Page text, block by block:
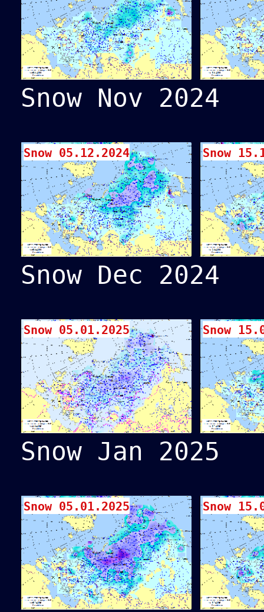
Snow Nov 2024
Snow 05.12.2024 Snow
Snow Dec 2024
Snow 05.01.2025 Snow
Snow Jan 2025
Snow 05.01.2025 Snow